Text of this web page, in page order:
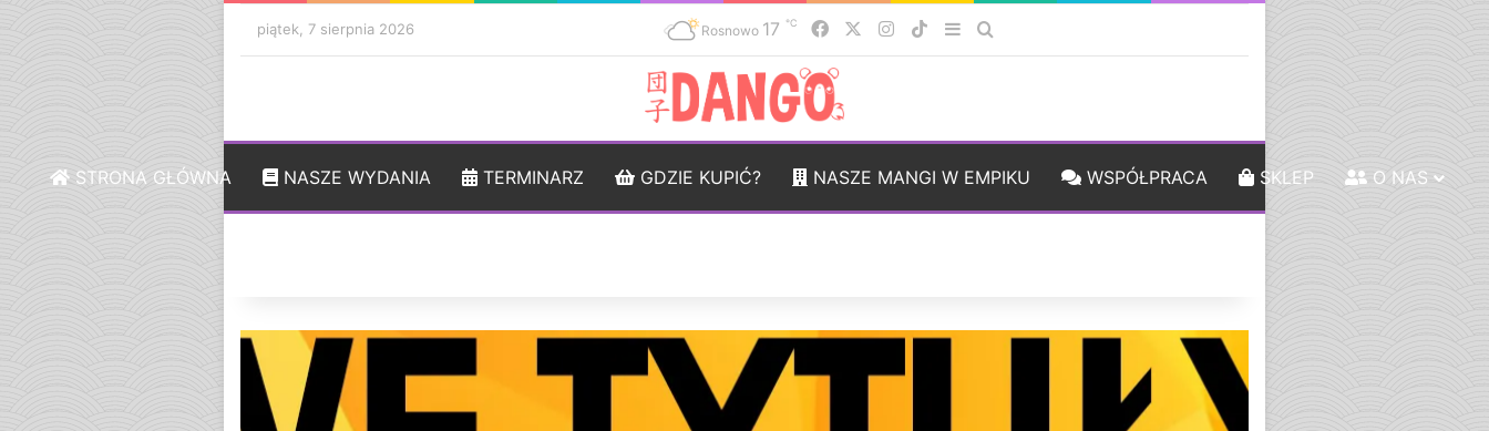
piątek, 7 sierpnia 2026 Rosnowo 17 ℃ FacebookInstagram
TikTokSidebar
STRONA GŁÓWNA NASZE WYDANIA TERMINARZ GDZIE KUPIĆ? NASZE MANGI W EMPIKU WSPÓŁPRACA SKLEP O NAS